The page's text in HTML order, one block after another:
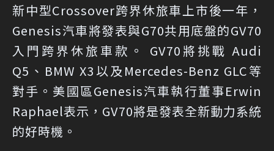
新中型Crossover跨界休旅車上市後一年，
Genesis汽車將發表與G70共用底盤的GV70
入門跨界休旅車款。 GV70將挑戰 Audi
Q5、BMW X3以及Mercedes-Benz GLC等
對手。美國區Genesis汽車執行董事Erwin
Raphael表示，GV70將是發表全新動力系統
的好時機。